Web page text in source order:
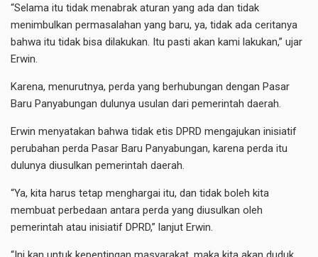
“​Selama itu tidak menabrak aturan yang ada dan tidak
menimbulkan permasalahan yang baru, ya, tidak ada ceritanya
bahwa itu tidak bisa dilakukan. Itu pasti akan kami lakukan,” ujar
Erwin.
Karena, menurutnya, perda yang berhubungan dengan Pasar
Baru Panyabungan dulunya usulan dari pemerintah daerah.
Erwin menyatakan bahwa tidak etis DPRD mengajukan inisiatif
perubahan perda Pasar Baru Panyabungan, karena perda itu
dulunya diusulkan pemerintah daerah.
“Ya, kita harus tetap menghargai itu, dan tidak boleh kita
membuat perbedaan antara perda yang diusulkan oleh
pemerintah atau inisiatif DPRD,” lanjut Erwin.